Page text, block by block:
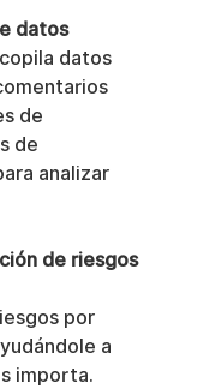
datos
datos
de
de
analizar
de riesgos
por
a
importa.